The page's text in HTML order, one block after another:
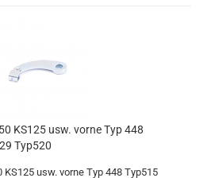
KS125 usw. vorne Typ 448
Typ520
KS125 usw. vorne Typ 448 Typ515